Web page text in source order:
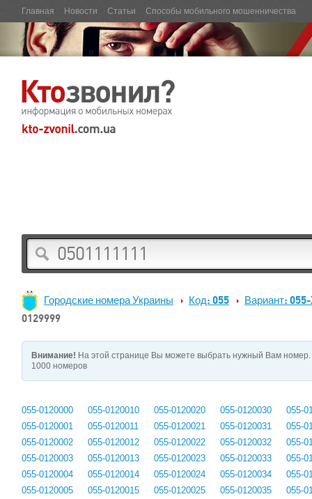
Главная Новости Статьи Способы мобильного мошенничества
Городские номера Украины Код: 055
Вариант: 055-
0129999
Внимание! На этой странице Вы можете выбрать нужный Вам
1000 номеров
055-0120000
055-0120001
055-0120002
055-0120003
055-0120004
055-0120005
055-0120010
055-0120011
055-0120012
055-0120013
055-0120014
055-0120015
055-0120020
055-0120021
055-0120022
055-0120023
055-0120024
055-0120025
055-0120030
055-0120031
055-0120032
055-0120033
055-0120034
055-0120035
055-
055-
055-
055-
055-
055-